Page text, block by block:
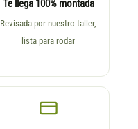
Te llega 100% montada
Revisada por nuestro taller,
lista para rodar